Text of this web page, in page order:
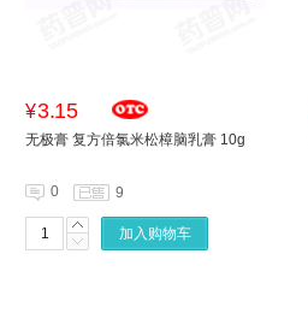
¥3.15
无极膏 复方倍氯米松樟脑乳膏 10g
0 9
加入购物车